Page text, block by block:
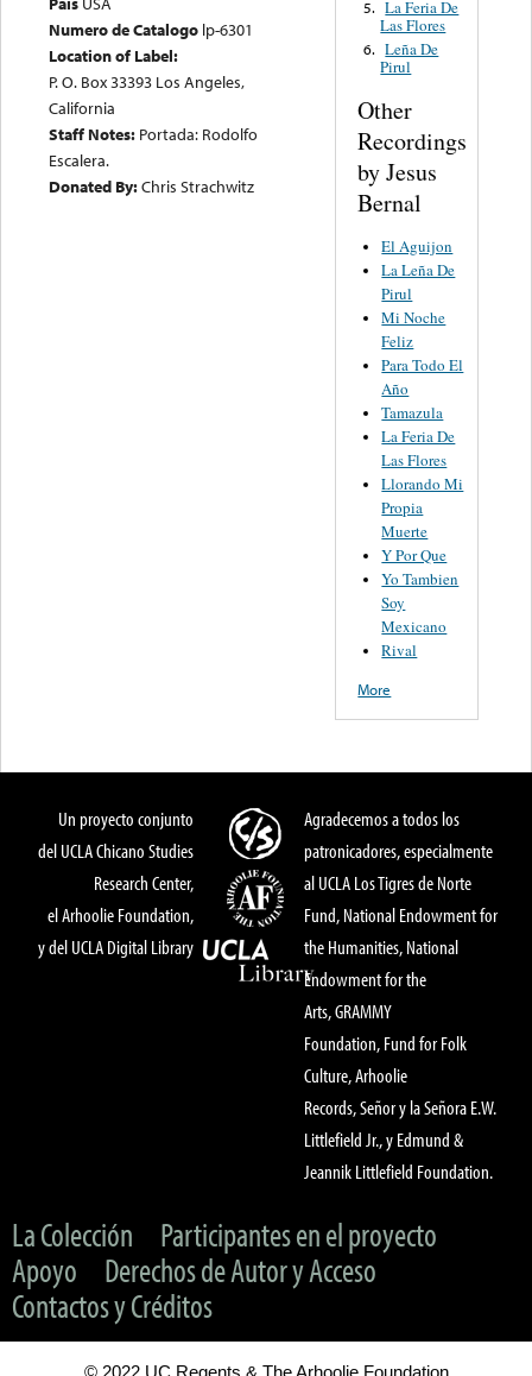
Numero de Catalogo lp-6301
Location of Label:
P. O. Box 33393 Los Angeles,
California
Staff Notes: Portada: Rodolfo
Escalera.
Donated By:Chris Strachwitz
5. La Feria De
Las Flores
6. Leña De
Pirul
Other
Recordings
by Jesus
Bernal
El Aguijon
La Leña De
Pirul
Mi Noche
Feliz
Para Todo El
Año
Tamazula
La Feria De
Las Flores
Llorando Mi
Propia
Muerte
Y Por Que
Yo Tambien
Soy
Mexicano
Rival
More
Un proyecto conjunto
del UCLA Chicano Studies
Research Center,
el Arhoolie Foundation,
y del UCLA Digital Library
Agradecemos a todos los
patronicadores, especialmente
al UCLA Los Tigres de Norte
Fund, National Endowment for
the Humanities, National
Endowment for the
Arts, GRAMMY
Foundation, Fund for Folk
Culture, Arhoolie
Records, Señor y la Señora E.W.
Littlefield Jr., y Edmund &
Jeannik Littlefield Foundation.
La Colección
Participantes en el proyecto
Apoyo
Derechos de Autor y Acceso
Contactos y Créditos
© 2022 UC Regents & The Arhoolie Foundation